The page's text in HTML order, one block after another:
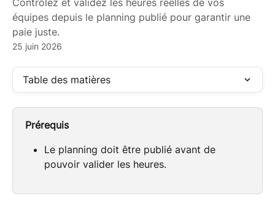
Contrôlez et validez les heures réelles de vos
équipes depuis le planning publié pour garantir une
paie juste.
25 juin 2026
Table des matières
Prérequis
Le planning doit être publié avant de
pouvoir valider les heures.